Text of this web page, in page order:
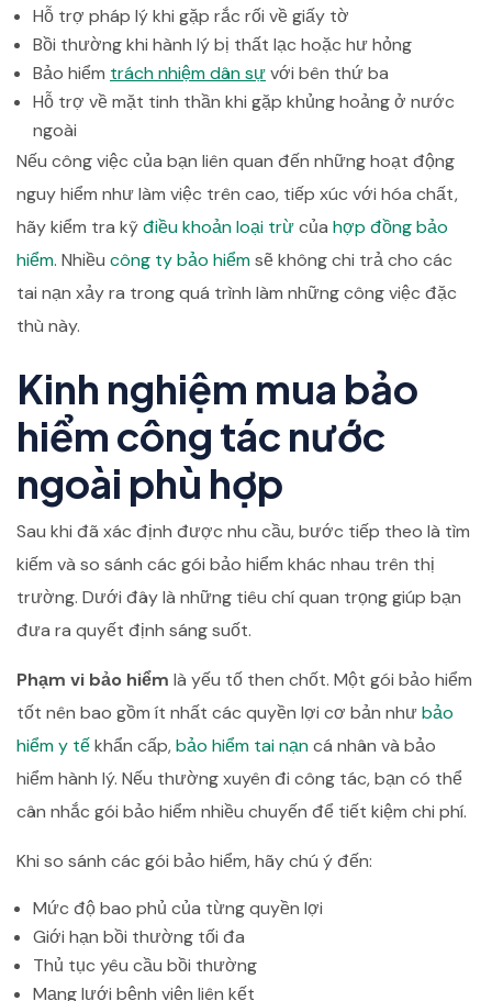
Hỗ trợ pháp lý khi gặp rắc rối về giấy tờ
Bồi thường khi hành lý bị thất lạc hoặc hư hỏng
Bảo hiểm trách nhiệm dân sựvới bên thứ ba
Hỗ trợ về mặt tinh thần khi gặp khủng hoảng ở nước
ngoài
Nếu công việc của bạn liên quan đến những hoạt động
nguy hiểm như làm việc trên cao, tiếp xúc với hóa chất,
hãy kiểm tra kỹđiều khoản loại trừcủa hợp đồng bảo
hiểm. Nhiều công ty bảo hiểmsẽ không chi trả cho các
tai nạn xảy ra trong quá trình làm những công việc đặc
thù này.
Kinh nghiệm mua bảo
hiểm công tác nước
ngoài phù hợp
Sau khi đã xác định được nhu cầu, bước tiếp theo là tìm
kiếm và so sánh các gói bảo hiểm khác nhau trên thị
trường. Dưới đây là những tiêu chí quan trọng giúp bạn
đưa ra quyết định sáng suốt.
Phạm vi bảo hiểm là yếu tố then chốt. Một gói bảo hiểm
tốt nên bao gồm ít nhất các quyền lợi cơ bản nhưbảo
hiểm y tếkhẩn cấp,bảo hiểm tai nạncá nhân và bảo
hiểm hành lý. Nếu thường xuyên đi công tác, bạn có thể
cân nhắc gói bảo hiểm nhiều chuyến để tiết kiệm chi phí.
Khi so sánh các gói bảo hiểm, hãy chú ý đến:
Mức độ bao phủ của từng quyền lợi
Giới hạn bồi thường tối đa
Thủ tục yêu cầu bồi thường
Mạng lưới bệnh viện liên kết